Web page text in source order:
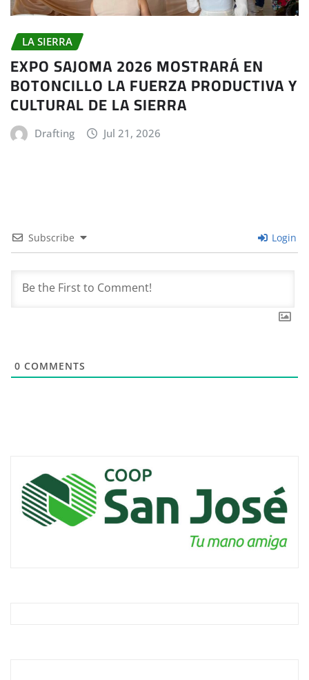
LA SIERRA
EXPO SAJOMA 2026 MOSTRARÁ EN
BOTONCILLO LA FUERZA PRODUCTIVA Y
CULTURAL DE LA SIERRA
Drafting Jul 21, 2026
Subscribe Login
0 COMMENTS